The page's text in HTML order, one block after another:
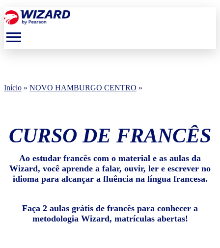
menu
Início » NOVO HAMBURGO CENTRO »
CURSO DE FRANCÊS
Ao estudar francês com o material e as aulas da
Wizard, você aprende a falar, ouvir, ler e escrever no
idioma para alcançar a fluência na língua francesa.
Faça 2 aulas grátis de francês para conhecer a
metodologia Wizard, matrículas abertas!